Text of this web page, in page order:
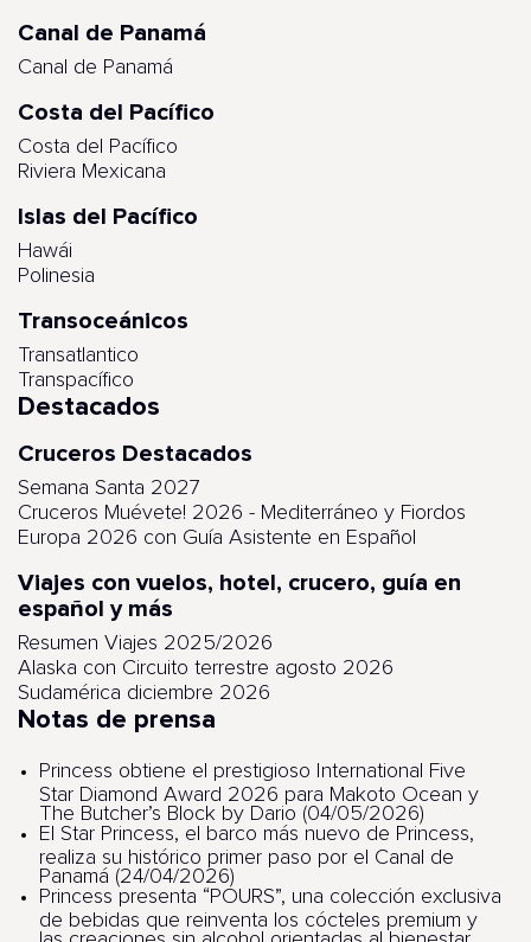
Canal de Panamá
Canal de Panamá
Costa del Pacífico
Costa del Pacífico
Riviera Mexicana
Islas del Pacífico
Hawái
Polinesia
Transoceánicos
Transatlantico
Transpacífico
Destacados
Cruceros Destacados
Semana Santa 2027
Cruceros Muévete! 2026 - Mediterráneo y Fiordos
Europa 2026 con Guía Asistente en Español
Viajes con vuelos, hotel, crucero, guía en
español y más
Resumen Viajes 2025/2026
Alaska con Circuito terrestre agosto 2026
Sudamérica diciembre 2026
Notas de prensa
Princess obtiene el prestigioso International Five
Star Diamond Award 2026 para Makoto Ocean y
The Butcher’s Block by Dario (04/05/2026)
El Star Princess, el barco más nuevo de Princess,
realiza su histórico primer paso por el Canal de
Panamá (24/04/2026)
Princess presenta “POURS”, una colección exclusiva
de bebidas que reinventa los cócteles premium y